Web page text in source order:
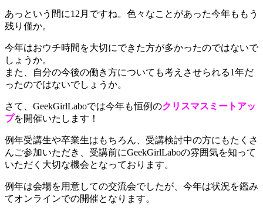
あっという間に12月ですね。色々なことがあった今年ももう
残り僅か。
今年はおウチ時間を大切にできた方が多かったのではないで
しょうか。
また、自分の今後の働き方についても考えさせられる1年だ
ったのではないでしょうか。
さて、GeekGirlLaboでは今年も恒例のクリスマスミートアッ
プを開催いたします！
例年受講生や卒業生はもちろん、受講検討中の方にもたくさ
んご参加いただき、受講前にGeekGirlLaboの雰囲気を知って
いただく大切な機会となっております。
例年は会場を用意しての交流会でしたが、今年は状況を鑑み
てオンラインでの開催となります。